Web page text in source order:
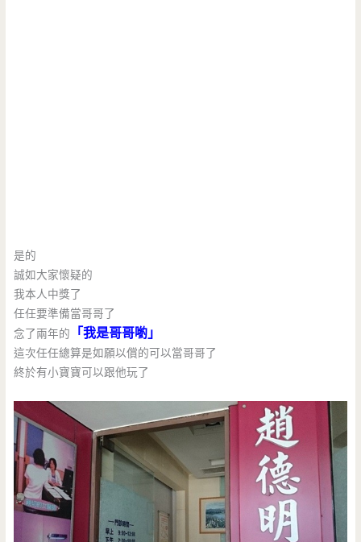
是的
誠如大家懷疑的
我本人中獎了
任任要準備當哥哥了
念了兩年的 「我是哥哥喲」
這次任任總算是如願以償的可以當哥哥了
終於有小寶寶可以跟他玩了